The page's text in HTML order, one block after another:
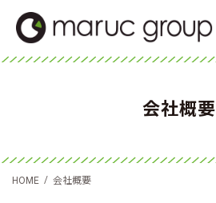
会社概要
HOME / 会社概要